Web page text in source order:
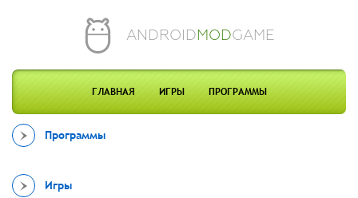
ANDROIDMODGAME
ГЛАВНАЯ ИГРЫ ПРОГРАММЫ
Программы
Игры